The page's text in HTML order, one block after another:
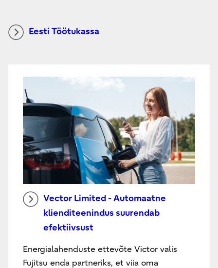
Eesti Töötukassa
Vector Limited - Automaatne
klienditeenindus suurendab
efektiivsust
Energialahenduste ettevõte Victor valis
Fujitsu enda partneriks, et viia oma